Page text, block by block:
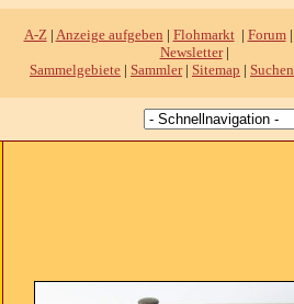
A-Z| Anzeige aufgeben | Flohmarkt| Forum|
Newsletter|
Sammelgebiete | Sammler| Sitemap | Suchen